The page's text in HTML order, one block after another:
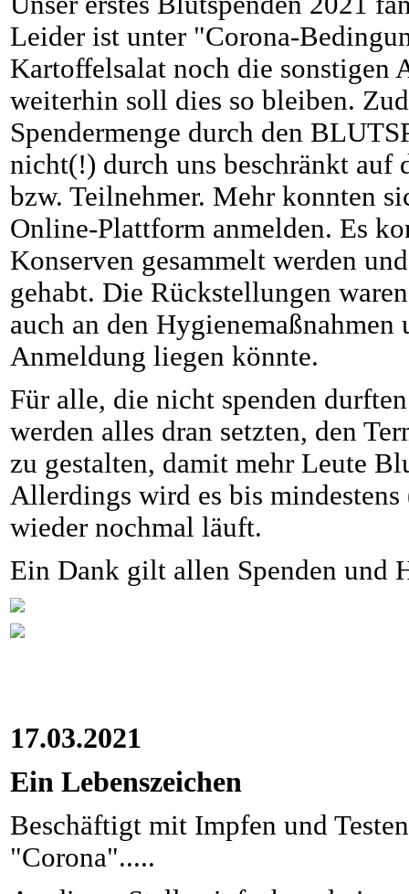
Leider ist unter "Corona-
Kartoffelsalat noch die sonstigen
weiterhin soll dies so bleiben.
Spendermenge durch den
nicht(!) durch uns beschränkt auf
bzw. Teilnehmer. Mehr konnten
Online-Plattform anmelden. Es
Konserven gesammelt werden
gehabt. Die Rückstellungen
auch an den Hygienemaßnahmen
Anmeldung liegen könnte.
Für alle, die nicht spenden
werden alles dran setzten, den
zu gestalten, damit mehr Leute
Allerdings wird es bis
wieder nochmal läuft.
Ein Dank gilt allen Spenden und
17.03.2021
Ein Lebenszeichen
Beschäftigt mit Impfen und
"Corona".....